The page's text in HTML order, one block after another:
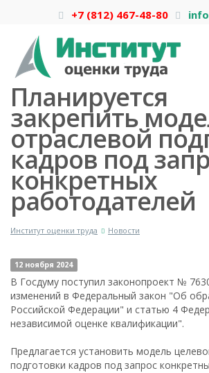
+7 (812) 467-48-80
Планируется
закрепить
отраслевой
кадров под
конкретных
работодателей
Институт оценки труда Новости
12 ноября 2024
В Госдуму поступил законопроект №
изменений в Федеральный закон "Об
Российской Федерации" и статью 4
независимой оценке квалификации".
Предлагается установить модель
подготовки кадров под запрос